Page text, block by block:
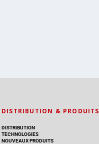
DISTRIBUTION & PRODUITS
DISTRIBUTION
TECHNOLOGIES
NOUVEAUX PRODUITS